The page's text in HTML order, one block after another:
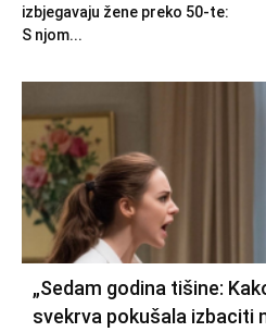
izbjegavaju žene preko 50-te:
S njom...
„Sedam godina tišine:
svekrva pokušala izbaciti